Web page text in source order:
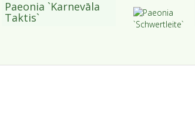
Paeonia `Karnevāla
Taktis`